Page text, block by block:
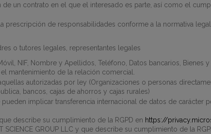
de un contrato en el que el interesado es parte, así como el
prescripción de responsabilidades conforme a la normativa
o tutores legales, representantes legales
NIF, Nombre y Apellidos, Teléfono, Datos bancarios, Bienes
mantenimiento de la relación comercial.
autorizadas por ley (Organizaciones o personas
bancos, cajas de ahorros y cajas rurales)
implicar transferencia internacional de datos de carácter
describe su cumplimiento de la RGPD en https://
SCIENCE GROUP LLC y que describe su cumplimiento de la